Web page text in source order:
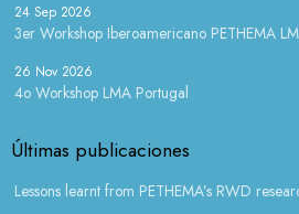
24 Sep 2026
3er Workshop Iberoamericano PETHEMA
26 Nov 2026
4o Workshop LMA Portugal
Últimas publicaciones
Lessons learnt from PETHEMA’s RWD